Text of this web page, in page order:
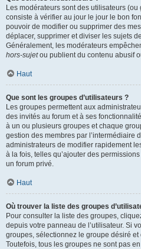
Les modérateurs sont des utilisateurs (ou
consiste à vérifier au jour le jour le bon
pouvoir de modifier ou supprimer des
déplacer, supprimer et diviser les sujets
Généralement, les modérateurs
hors-sujetou publient du contenu abusif
Haut
Que sont les groupes d’utilisateurs ?
Les groupes permettent aux
des invités au forum et à ses
à un ou plusieurs groupes et chaque
gestion des membres par l’intermédiaire
administrateurs de modifier rapidement
à la fois, telles qu’ajouter des
un forum privé.
Haut
Où trouver la liste des groupes
Pour consulter la liste des groupes,
depuis votre panneau de l’utilisateur. Si
groupes, sélectionnez le groupe désiré
Toutefois, tous les groupes ne sont pas